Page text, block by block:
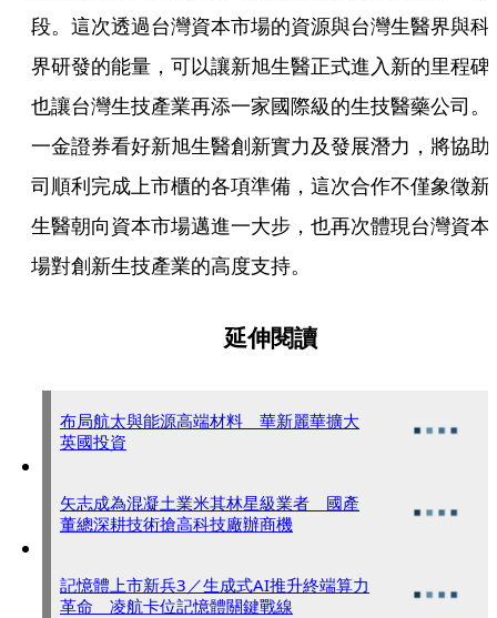
段。這次透過台灣資本市場的資源與台灣生醫界與科
界研發的能量，可以讓新旭生醫正式進入新的里程碑
也讓台灣生技產業再添一家國際級的生技醫藥公司。
一金證券看好新旭生醫創新實力及發展潛力，將協助
司順利完成上市櫃的各項準備，這次合作不僅象徵新
生醫朝向資本市場邁進一大步，也再次體現台灣資本
場對創新生技產業的高度支持。
延伸閱讀
布局航太與能源高端材料 華新麗華擴大
英國投資
矢志成為混凝土業米其林星級業者 國產
董總深耕技術搶高科技廠辦商機
記憶體上市新兵3／生成式AI推升終端算力
革命 凌航卡位記憶體關鍵戰線